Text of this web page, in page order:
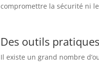
compromettre la sécurité ni
Des outils
Il existe un grand nombre